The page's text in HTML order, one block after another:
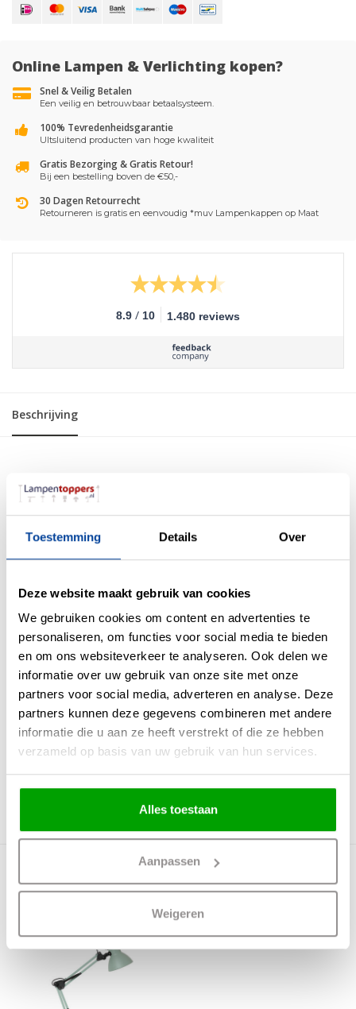
Toestemming Details Over
Deze website maakt gebruik van cookies
We gebruiken cookies om content en advertenties te
personaliseren, om functies voor social media te bieden
en om ons websiteverkeer te analyseren. Ook delen we
informatie over uw gebruik van onze site met onze
partners voor social media, adverteren en analyse. Deze
partners kunnen deze gegevens combineren met andere
informatie die u aan ze heeft verstrekt of die ze hebben
verzameld op basis van uw gebruik van hun services.
Alles toestaan
Aanpassen
Weigeren
Online Lampen & Verlichting kopen?
Snel & Veilig Betalen
Een veilig en betrouwbaar betaalsysteem.
100% Tevredenheidsgarantie
UItsluitend producten van hoge kwaliteit
Gratis Bezorging & Gratis Retour!
Bij een bestelling boven de €50,-
30 Dagen Retourrecht
Retourneren is gratis en eenvoudig *muv Lampenkappen op Maat
8.9 / 10 1.480 reviews
Beschrijving
Verstelbaar in hoogte
Voet diameter in cm
Aan / uit schakelaar in het
snoer
Kabel lengte in cm
150
Garantie
Is de lamp verstelbaar?
Draai- en kantelbaar
Kleuromschrijving
Mat zwart
Lampenkap diameter
12,5
Lampenkap hoogte in cm
13,5
Lichtbron in- exclusief
Exclusief
Materiaal
Metaal
Max Wattage
40 Watt
Meer producten uit deze serie